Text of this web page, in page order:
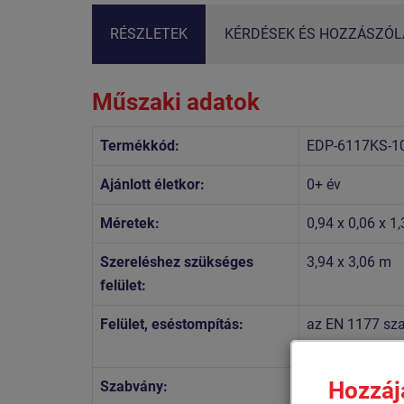
RÉSZLETEK KÉRDÉSEK ÉS
Műszaki adatok
Termékkód: EDP-6117KS-
Ajánlott életkor: 0+ év
Méretek: 0,94 x 0,06 x
Szereléshez szükséges
felület:
3,94 x 3,06 m
Felület, eséstompítás:
az EN 1177
terület
Szabvány: MSZ EN